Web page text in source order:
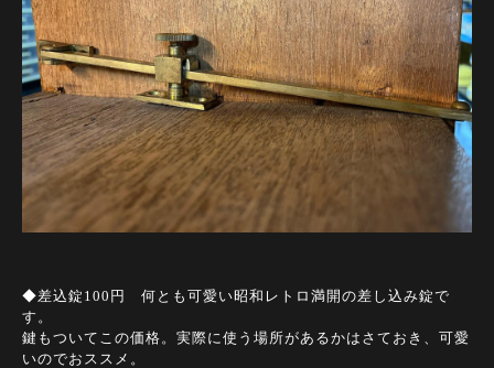
◆差込錠100円 何とも可愛い昭和レトロ満開の差し込み錠で
す。
鍵もついてこの価格。実際に使う場所があるかはさておき、可愛
いのでおススメ。